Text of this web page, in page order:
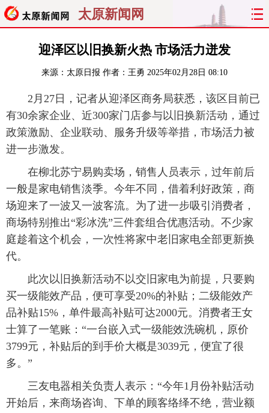
太原新闻网
首页 聚焦 太原 山西
经济 关注 文明 出行
纵横 曝光 综合 专题
旅游 理财 政务 教育
看天下 晋月读 最太原 网罗民生
太原日报 太原晚报 热评 社区
迎泽区以旧换新火热 市场活力迸发
来源： 太原日报 作者：王勇 2025年02月28日 08:10
2月27日，记者从迎泽区商务局获悉，该区目前已
有30余家企业、近300家门店参与以旧换新活动，通过
政策激励、企业联动、服务升级等举措，市场活力被
进一步激发。
在柳北苏宁易购卖场，销售人员表示，过年前后
一般是家电销售淡季。今年不同，借着利好政策，商
场迎来了一波又一波客流。为了进一步吸引消费者，
商场特别推出“彩冰洗”三件套组合优惠活动。不少家
庭趁着这个机会，一次性将家中老旧家电全部更新换
代。
此次以旧换新活动不以交旧家电为前提，只要购
买一级能效产品，便可享受20%的补贴；二级能效产
品补贴15%，单件最高补贴可达2000元。消费者王女
士算了一笔账：“一台嵌入式一级能效洗碗机，原价
3799元，补贴后的到手价大概是3039元，便宜了很
多。”
三友电器相关负责人表示：“今年1月份补贴活动
开始后，来商场咨询、下单的顾客络绎不绝，营业额